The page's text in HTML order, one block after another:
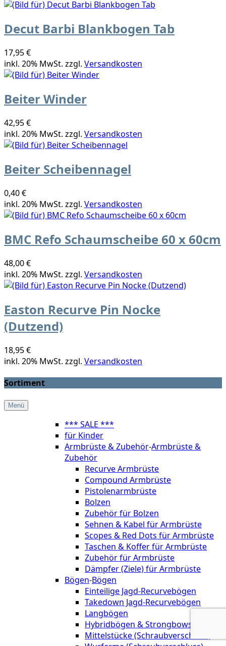
Decut Barbi Blankbogen Tab
17,95 €
inkl. 20% MwSt. zzgl. Versandkosten
Beiter Winder
42,95 €
inkl. 20% MwSt. zzgl. Versandkosten
Beiter Scheibennagel
0,40 €
inkl. 20% MwSt. zzgl. Versandkosten
BMC Refo Schaumscheibe 60 x 60cm
48,00 €
inkl. 20% MwSt. zzgl. Versandkosten
Easton Recurve Pin Nocke
(Dutzend)
18,95 €
inkl. 20% MwSt. zzgl. Versandkosten
Sortiment
Menü
*** SALE ***
für Kinder
Armbrüste & Zubehör-Armbrüste &
Zubehör
Recurve Armbrüste
Compound Armbrüste
Pistolenarmbrüste
Bolzen
Zubehör für Bolzen
Sehnen & Kabel für Armbrüste
Scopes & Red Dots für Armbrüste
Taschen & Koffer für Armbrüste
Zubehör für Armbrüste
Dämpfer (Ziele) für Armbrüste
Bögen-Bögen
Einteilige Jagd-Recurvebögen
Takedown Jagd-Recurvebögen
Langbögen
Hybridbögen & Strongbows
Mittelstücke (Schraubverschluss)